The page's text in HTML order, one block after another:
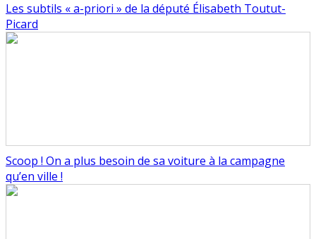
Les subtils « a-priori » de la député Élisabeth Toutut-
Picard
Scoop ! On a plus besoin de sa voiture à la campagne
qu’en ville !